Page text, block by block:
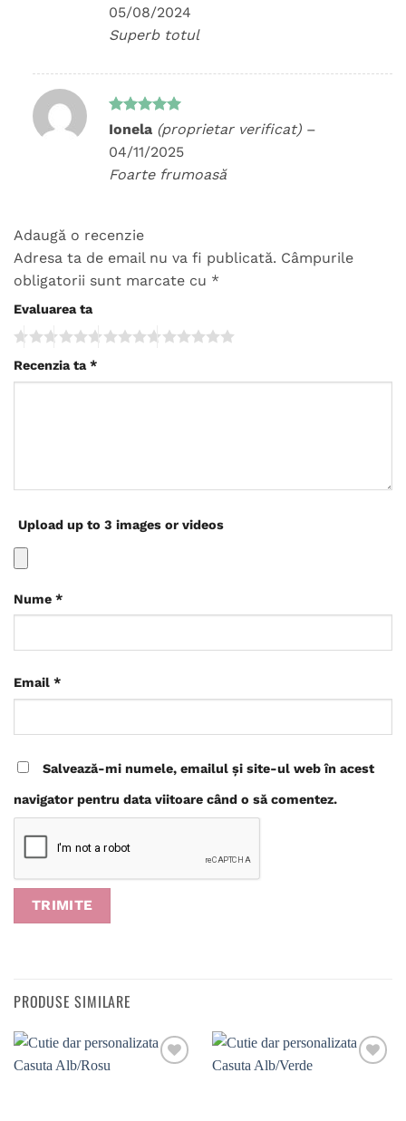
05/08/2024
Superb totul
Evaluat la
Ionela (proprietar verificat) –
04/11/2025
Foarte frumoasă
Adaugă o recenzie
Adresa ta de email nu va fi publicată. Câmpurile
obligatorii sunt marcate cu *
Evaluarea ta
Recenzia ta *
Upload up to 3 images or videos
Nume *
Email *
Salvează-mi numele, emailul și site-ul web în acest
navigator pentru data viitoare când o să comentez.
PRODUSE SIMILARE